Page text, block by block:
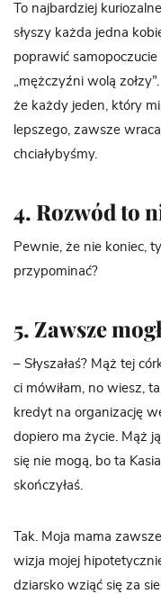
To najbardziej
słyszy każda jedna
poprawić
„mężczyźni wolą
że każdy jeden, który
lepszego, zawsze
chciałybyśmy.
4. Rozwód to
Pewnie, że nie koniec,
przypominać?
5. Zawsze
– Słyszałaś? Mąż tej
ci mówiłam, no wiesz,
kredyt na organizację
dopiero ma życie. Mąż
się nie mogą, bo ta
skończyłaś.
Tak. Moja mama
wizja mojej
dziarsko wziąć się za